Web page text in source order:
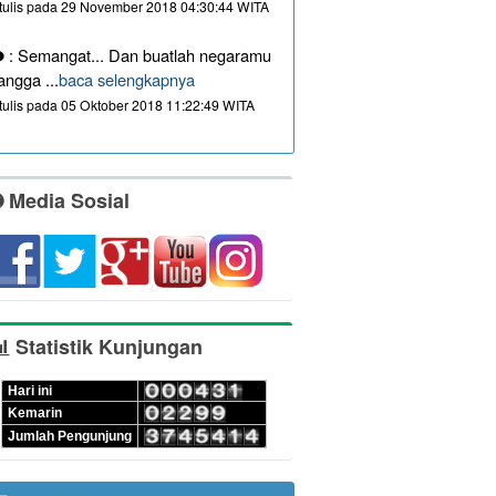
pada 29 November 2018 04:30:44 WITA
: Semangat... Dan buatlah negaramu
...baca selengkapnya
pada 05 Oktober 2018 11:22:49 WITA
Media Sosial
Statistik Kunjungan
Hari ini
Kemarin
Jumlah Pengunjung